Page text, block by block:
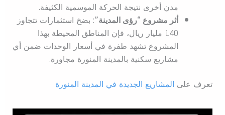
مدن أخرى نتيجة الحركة الموسمية الكثيفة.
أثر مشروع “رؤى المدينة”: بضخ استثمارات تتجاوز
140 مليار ريال، فإن المناطق المحيطة بهذا
المشروع تشهد طفرة في أسعار الوحدات ضمن أي
مشاريع سكنية بالمدينة المنورة مجاورة.
تعرف على المشاريع الجديدة في المدينة المنورة